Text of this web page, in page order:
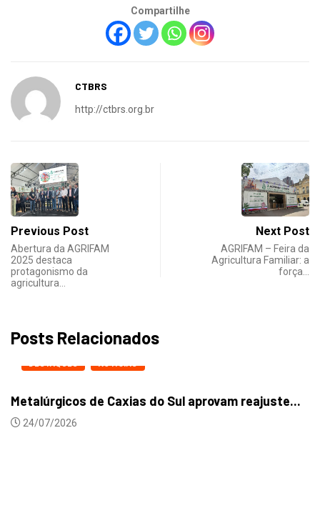
Compartilhe
CTBRS
http://ctbrs.org.br
Previous Post
Abertura da AGRIFAM
2025 destaca
protagonismo da
agricultura…
Next Post
AGRIFAM – Feira da
Agricultura Familiar: a
força…
Posts Relacionados
DESTAQUES NOTICIAS
Metalúrgicos de Caxias do Sul aprovam reajuste...
24/07/2026